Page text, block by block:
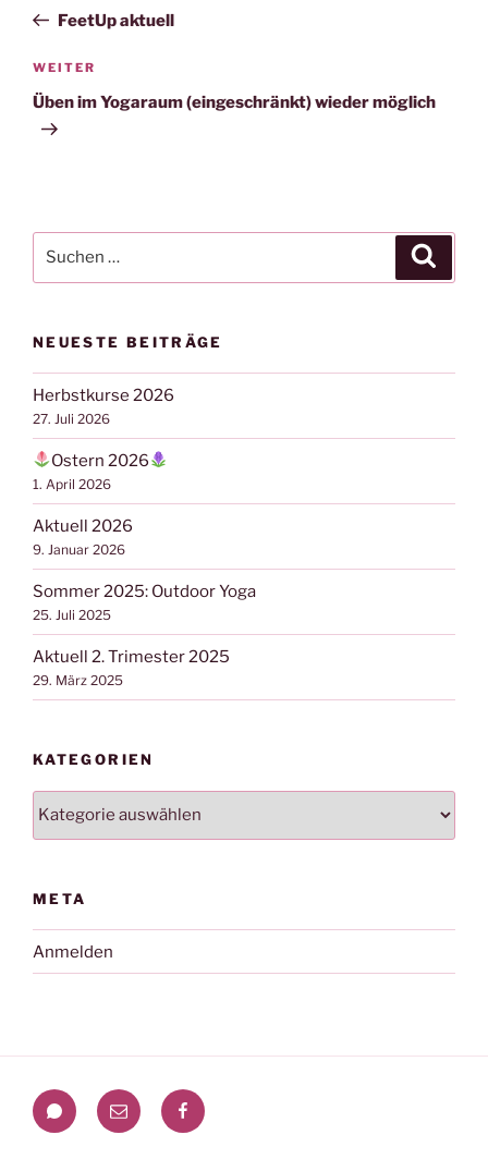
Beitrag
FeetUp aktuell
Nächster
Beitrag
WEITER
Üben im Yogaraum (eingeschränkt) wieder möglich
nach:
NEUESTE BEITRÄGE
Herbstkurse 2026
27. Juli 2026
Ostern 2026
1. April 2026
Aktuell 2026
9. Januar 2026
Sommer 2025: Outdoor Yoga
25. Juli 2025
Aktuell 2. Trimester 2025
29. März 2025
KATEGORIEN
META
Anmelden
WhatsAppMail Facebook